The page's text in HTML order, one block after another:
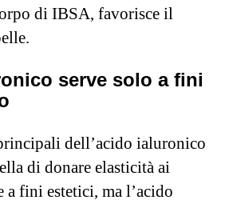
di IBSA, favorisce il
serve solo a fini
dell’acido ialuronico
di donare elasticità ai
a fini estetici, ma l’acido